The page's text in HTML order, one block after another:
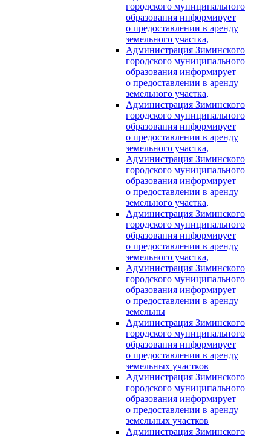
городского муниципального
образования информирует
о предоставлении в аренду
земельного участка,
Администрация Зиминского
городского муниципального
образования информирует
о предоставлении в аренду
земельного участка,
Администрация Зиминского
городского муниципального
образования информирует
о предоставлении в аренду
земельного участка,
Администрация Зиминского
городского муниципального
образования информирует
о предоставлении в аренду
земельного участка,
Администрация Зиминского
городского муниципального
образования информирует
о предоставлении в аренду
земельного участка,
Администрация Зиминского
городского муниципального
образования информирует
о предоставлении в аренду
земельны
Администрация Зиминского
городского муниципального
образования информирует
о предоставлении в аренду
земельных участков
Администрация Зиминского
городского муниципального
образования информирует
о предоставлении в аренду
земельных участков
Администрация Зиминского